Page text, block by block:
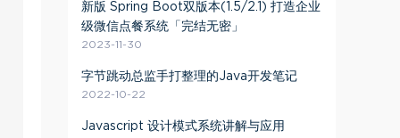
新版 Spring Boot双版本(1.5/2.1) 打造企业
级微信点餐系统「完结无密」
2023-11-30
字节跳动总监手打整理的Java开发笔记
2022-10-22
Javascript 设计模式系统讲解与应用